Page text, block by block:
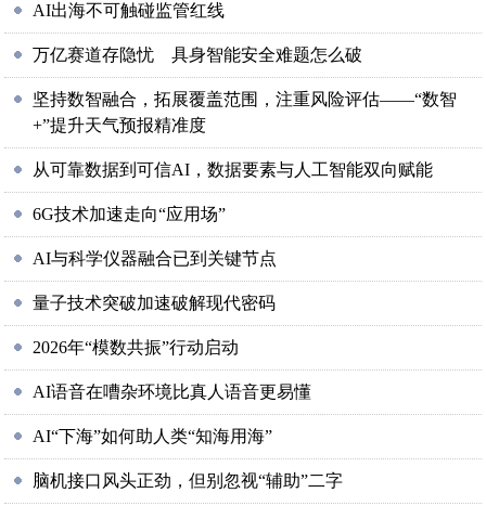
AI出海不可触碰监管红线
万亿赛道存隐忧 具身智能安全难题怎么破
坚持数智融合，拓展覆盖范围，注重风险评估——“数智
+”提升天气预报精准度
从可靠数据到可信AI，数据要素与人工智能双向赋能
6G技术加速走向“应用场”
AI与科学仪器融合已到关键节点
量子技术突破加速破解现代密码
2026年“模数共振”行动启动
AI语音在嘈杂环境比真人语音更易懂
AI“下海”如何助人类“知海用海”
脑机接口风头正劲，但别忽视“辅助”二字